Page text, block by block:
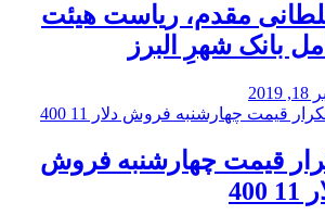
مقدم، ریاست هیئت
بانک شهرِ البرز
قیمت چهارشنبه فروش